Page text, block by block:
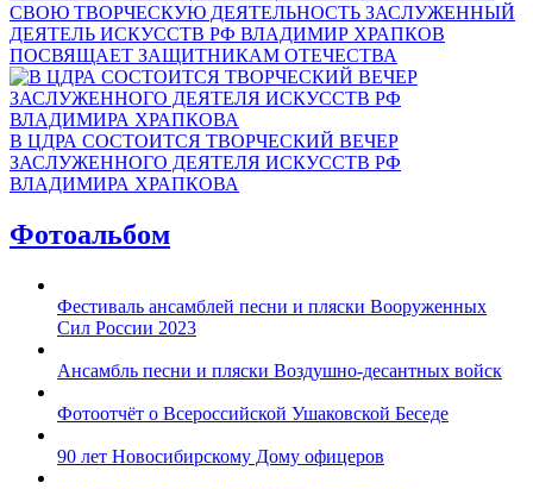
СВОЮ ТВОРЧЕСКУЮ ДЕЯТЕЛЬНОСТЬ ЗАСЛУЖЕННЫЙ
ДЕЯТЕЛЬ ИСКУССТВ РФ ВЛАДИМИР ХРАПКОВ
ПОСВЯЩАЕТ ЗАЩИТНИКАМ ОТЕЧЕСТВА
В ЦДРА СОСТОИТСЯ ТВОРЧЕСКИЙ ВЕЧЕР
ЗАСЛУЖЕННОГО ДЕЯТЕЛЯ ИСКУССТВ РФ
ВЛАДИМИРА ХРАПКОВА
Фотоальбом
Фестиваль ансамблей песни и пляски Вооруженных
Сил России 2023
Ансамбль песни и пляски Воздушно-десантных войск
Фотоотчёт о Всероссийской Ушаковской Беседе
90 лет Новосибирскому Дому офицеров